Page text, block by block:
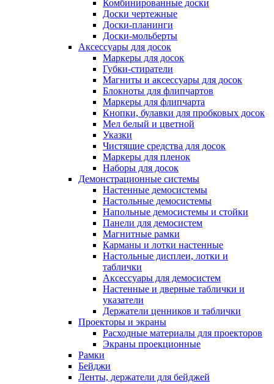
Комбинированные доски
Доски чертежные
Доски-планинги
Доски-мольберты
Аксессуары для досок
Маркеры для досок
Губки-стиратели
Магниты и аксессуары для досок
Блокноты для флипчартов
Маркеры для флипчарта
Кнопки, булавки для пробковых досок
Мел белый и цветной
Указки
Чистящие средства для досок
Маркеры для пленок
Наборы для досок
Демонстрационные системы
Настенные демосистемы
Настольные демосистемы
Напольные демосистемы и стойки
Панели для демосистем
Магнитные рамки
Карманы и лотки настенные
Настольные дисплеи, лотки и
таблички
Аксессуары для демосистем
Настенные и дверные таблички и
указатели
Держатели ценников и таблички
Проекторы и экраны
Расходные материалы для проекторов
Экраны проекционные
Рамки
Бейджи
Ленты, держатели для бейджей